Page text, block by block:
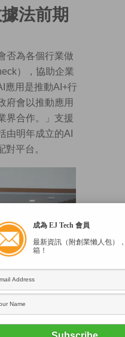
法前期
否為各個行業做
），協助企業
應用是推動AI+行
府會以推動應用
界合作。」支援
由明年成立的AI
平台。
行動的「重中
）
府能交代落實數
成為 EJ Tech 會員
最新資訊（附創業懶人包）
箱！